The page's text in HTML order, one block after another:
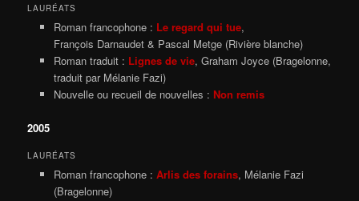
LAURÉATS
Roman francophone : Le regard qui tue,
François Darnaudet & Pascal Metge (Rivière blanche)
Roman traduit : Lignes de vie, Graham Joyce (Bragelonne,
traduit par Mélanie Fazi)
Nouvelle ou recueil de nouvelles : Non remis
2005
LAURÉATS
Roman francophone : Arlis des forains, Mélanie Fazi
(Bragelonne)